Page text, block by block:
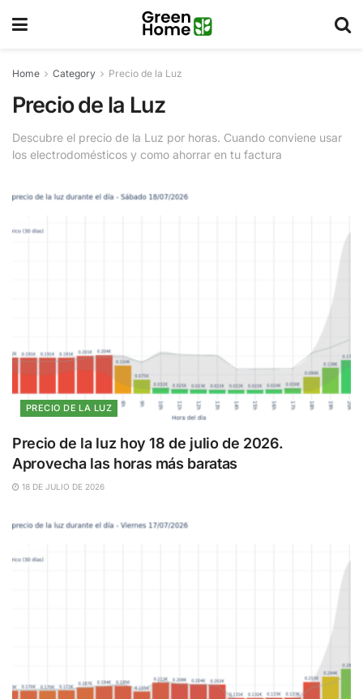
Home Category Precio de la Luz
Precio de la Luz
Descubre el precio de la Luz por horas. Cuando conviene usar
los electrodomésticos y como ahorrar en tu factura
PRECIO DE LA LUZ
Precio de la luz hoy 18 de julio de 2026.
Aprovecha las horas más baratas
18 DE JULIO DE 2026